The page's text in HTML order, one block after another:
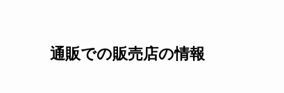
通販での販売店の情報